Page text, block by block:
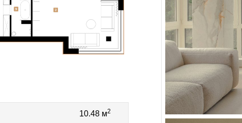
10.48 м2